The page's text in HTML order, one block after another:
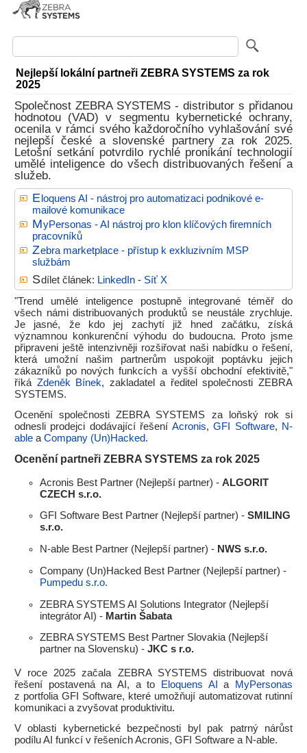
Nejlepší lokální partneři ZEBRA SYSTEMS za rok
2025
Společnost ZEBRA SYSTEMS - distributor s přidanou
hodnotou (VAD) v segmentu kybernetické ochrany,
ocenila v rámci svého každoročního vyhlašování své
nejlepší české a slovenské partnery za rok 2025.
Letošní setkání potvrdilo rychlé pronikání technologií
umělé inteligence do všech distribuovaných řešení a
služeb.
E loquens AI - nástroj pro automatizaci podnikové e-
mailové komunikace
MyPersonas - AI nástroj pro klon klíčových firemních
pracovníků
Zebra marketplace - přístup k exkluzivním MSP
službám
Sdílet článek: LinkedIn- Síť X
"Trend umělé inteligence postupně integrované téměř do
všech námi distribuovaných produktů se neustále zrychluje.
Je jasné, že kdo jej zachytí již hned začátku, získá
významnou konkurenční výhodu do budoucna. Proto jsme
připraveni ještě intenzivněji rozšiřovat naši nabídku o řešení,
která umožní našim partnerům uspokojit poptávku jejich
zákazníků po nových funkcích a vyšší obchodní efektivitě,"
říká Zdeněk Bínek, zakladatel a ředitel společnosti ZEBRA
SYSTEMS.
Ocenění společnosti ZEBRA SYSTEMS za loňský rok si
odnesli prodejci dodávající řešení Acronis,GFI Software, N-
able a Company (Un)Hacked.
Ocenění partneři ZEBRA SYSTEMS za rok 2025
Acronis Best Partner (Nejlepší partner) - ALGORIT
CZECH s.r.o.
GFI Software Best Partner (Nejlepší partner) - SMILING
s.r.o.
N-able Best Partner (Nejlepší partner) - NWS s.r.o.
Company (Un)Hacked Best Partner (Nejlepší partner) -
Pumpedu s.r.o.
ZEBRA SYSTEMS AI Solutions Integrator (Nejlepší
integrátor AI) - Martin Šabata
ZEBRA SYSTEMS Best Partner Slovakia (Nejlepší
partner na Slovensku) - JKC s r.o.
V roce 2025 začala ZEBRA SYSTEMS distribuovat nová
řešení postavená na AI, a to
Eloquens AI a
MyPersonas
z portfolia GFI Software, které umožňují automatizovat rutinní
komunikaci a zvyšovat produktivitu.
V oblasti kybernetické bezpečnosti byl pak patrný nárůst
podílu AI funkcí v řešeních Acronis, GFI Software a N-able.